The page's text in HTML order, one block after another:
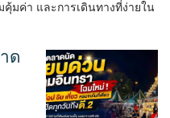
มค่า และการเดินทางที่ง่ายใน
ด